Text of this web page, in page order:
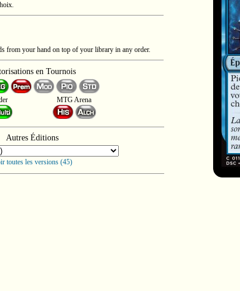
from your hand on top of your library in any order.
en Tournois
MTG Arena
Autres Éditions
toutes les versions (45)